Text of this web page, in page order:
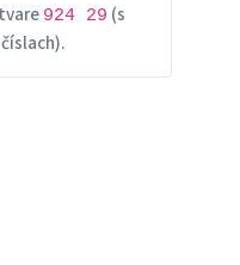
924 29 (s